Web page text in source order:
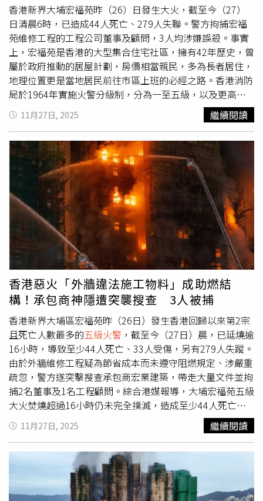
人，即使是消防員恐怕也會很害怕。」該名消防員也分析指
出，大樓外的綠色防塵網是導致火勢快速吞噬大樓的元凶，
竹製鷹架則是撐開它的骨架，「整個就是一個竹骨綠色塑膠
皮燈籠概念，裡面蓄積大量高熱。」他直呼，易燃的綠色防
塵網成了關鍵的可燃物，明火直接燒到，輻射熱又導致其餘
材料熱分解，讓可燃性氣體大量釋出，再度加快火勢，形成
惡性循環，且超高溫輻射熱又點燃鄰近大樓的易燃綠色紗
網，形成不可挽回的局面。（圖／翻攝自
Threads@hyacinth.5168）
香港新界大埔宏福苑昨（26）日發生大火，截至今（27）
日清晨6時，已造成44人死亡、279人失聯。警方拘捕宏福
苑維修工程的工程公司董事及顧問，3人均涉嫌誤殺。事實
上，宏福苑是香港的大型集合住宅社區，擁有42年歷史，曾
屬於政府推動的居屋計劃，房價相當親民，多為長者居住，
地理位置更是當地居民前往市區上班的必經之路。香港消防
局於1964年實施火警分級制，分為一至五級，以及更高的
「災難級」共六個級別。宏福苑大火為香港歷史上最為嚴重
的火災之一，火勢直到今日清晨才大致受控。根據港媒《香
港01》報導，宏福苑於1983年落成，樓齡42年，設有8棟、
全部樓高31層，共容納1984戶、超過4000名居民。宏福苑
鄰近元洲仔公園，也鄰近吐露港公路，普遍大埔居民往九龍
市區上班，會經過宏福苑對面大埔公路元洲仔段馬路，宏福
苑所在位置可說是大埔居民前往市區的必經之路。當初宏福
苑售價也相當親民，每戶約14坪，其售價約在11.6至15.9萬
港元之間，大約新台幣64萬左右，可以說在當時是香港居住
正義政策的一環。據悉，此次大火最先起火的大廈，為整個
屋苑最接近吐露港位置的「宏昌閣」，隨後火勢蔓延至「宏
泰閣」等大廈。而對面的大埔公路元洲仔段一帶已經封閉，
多輛消防車、警車正在應對火災。報導指出，宏福苑於
2024年7月進行大翻修，至今已動工超過一年，承辦商為宏
業建築工程有限公司，原預2026年3至6月分批拆除棚架，
未料現在就發生意外。事實上，香港上一次的五級火警，是
17年前釀成4死、55傷的旺角嘉禾大廈火災。《無綫新聞》
報導提到，事件發生於2008年8月10日，懷疑因為冷氣機漏
電起火，死者包括2名消防隊員和隊長，都是因受困陽台吸
入濃煙致死。另一場造成嚴重死傷的五級火警，是香港於
1997年主權移交以後，1996年11月20日的油麻地嘉利大廈
大火，造成41死、80傷，亦有消防隊長殉職。起火原因與
大廈電梯維修工程有關，而大廈並沒有自動灑水系統，導致
死傷人數慘重。大埔宏福苑對面馬路連接吐露港公路，為大
埔居民前往市區上班的必經之路。（圖／翻攝自Google
Maps）宏福苑災前外觀。（圖／翻攝自臉書社團／宏福苑
大維修苦主聯盟）
11月27日, 2025 繼續閱讀
香港惡火「外牆違法施工物料」成助燃結
構！承包商神隱遭突襲搜查 3人被捕
香港新界大埔區宏福苑昨（26日）發生香港回歸以來第2宗
且死亡人數最多的五級火警 ，截至今（27日）晨，已延燒逾
16小時，導致至少44人死亡、33人受傷，另有279人失蹤。
由於外牆維修工程疑為節省成本而未遵守阻燃規定、涉嚴重
疏忽，警方遂突擊搜查承包商宏業建築，帶走大量文件並拘
捕2名董事及1名工程顧問。綜合港媒報導，大埔宏福苑五級
大火焚燒超過16小時仍未完全撲滅，造成至少44人死亡，
社區數棟大樓徹夜延燒，現場仍能見到消防員持續灌救及搜
索。這場近年最嚴重的住宅火警迅速失控，火勢沿外牆棚架
與保護網狂飆，最初起火的大樓「宏昌閣」從下層外牆一路
被火舌吞噬，火焰碎屑更在強風吹拂下四散，引燃其他大
樓，導致整個屋苑陷入火海。火場調查初步指出，多項外牆
施工物料疑未達防火標準，包含保護網、保護膜、防水帆布
11月27日, 2025 繼續閱讀